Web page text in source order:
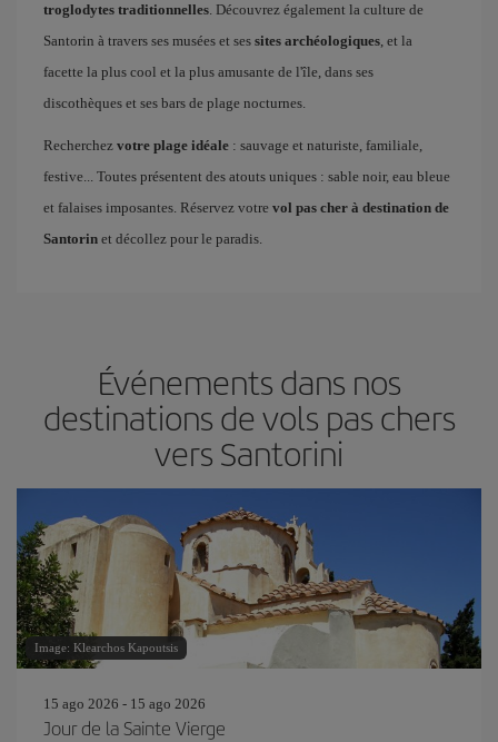
troglodytes traditionnelles. Découvrez également la culture de
Santorin à travers ses musées et ses sites archéologiques, et la
facette la plus cool et la plus amusante de l'île, dans ses
discothèques et ses bars de plage nocturnes.
Recherchez votre plage idéale : sauvage et naturiste, familiale,
festive... Toutes présentent des atouts uniques : sable noir, eau bleue
et falaises imposantes. Réservez votre vol pas cher à destination de
Santorin et décollez pour le paradis.
Événements dans nos
destinations de vols pas chers
vers Santorini
Image: Klearchos Kapoutsis
15 ago 2026 - 15 ago 2026
Jour de la Sainte Vierge